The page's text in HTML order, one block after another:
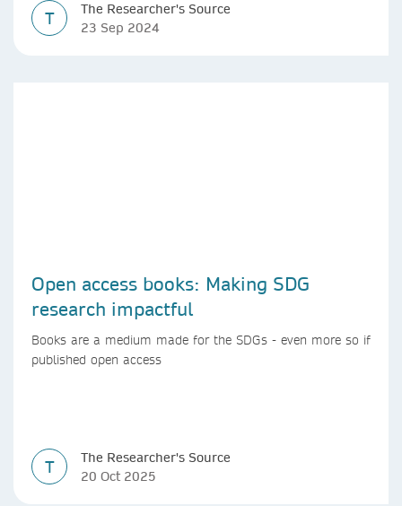
T
The Researcher's Source
23 Sep 2024
Open access books: Making SDG
research impactful
Books are a medium made for the SDGs - even more so if
published open access
T
The Researcher's Source
20 Oct 2025